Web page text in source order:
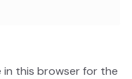
in this browser for the